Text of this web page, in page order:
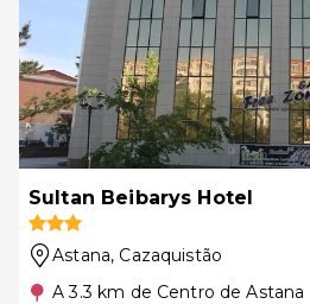
Sultan Beibarys Hotel
Astana, Cazaquistão
A 3.3 km de Centro de Astana